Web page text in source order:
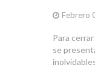
Febrero
Para
se